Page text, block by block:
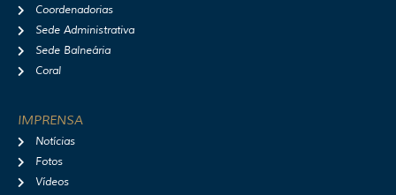
Coordenadorias
Sede Administrativa
Sede Balneária
Coral
IMPRENSA
Notícias
Fotos
Vídeos